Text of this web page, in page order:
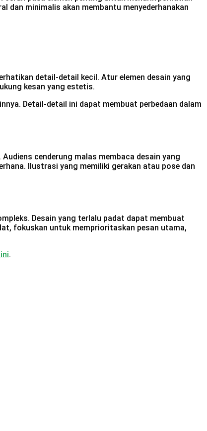
dan minimalis akan membantu menyederhanakan
detail-detail kecil. Atur elemen desain yang
kesan yang estetis.
Detail-detail ini dapat membuat perbedaan dalam
cenderung malas membaca desain yang
Ilustrasi yang memiliki gerakan atau pose dan
Desain yang terlalu padat dapat membuat
fokuskan untuk memprioritaskan pesan utama,
.